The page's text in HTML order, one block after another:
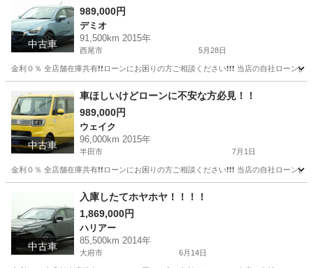
中古車
989,000円
デミオ
91,500km 2015年
西尾市 5月28日
金利０％ 全店舗在庫共有❗️❗️ローンにお困りの方ご相談ください❗️❗️❗️ 当店の自社ロ
デミオ コンパクトカー
中古車
車ほしいけどローンに不安な方必見！！
989,000円
ウェイク
96,000km 2015年
半田市 7月1日
金利０％ 全店舗在庫共有❗️❗️ローンにお困りの方ご相談ください❗️❗️❗️ 当店の自社ロ
ウェイク ローン
中古車
入庫したてホヤホヤ！！！！
1,869,000円
ハリアー
85,500km 2014年
大府市 6月14日